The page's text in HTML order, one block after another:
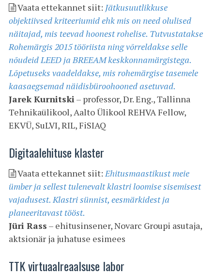
Vaata ettekannet siit: Jätkusuutlikkuse
objektiivsed kriteeriumid ehk mis on need olulised
näitajad, mis teevad hoonest rohelise. Tutvustatakse
Rohemärgis 2015 tööriista ning võrreldakse selle
nõudeid LEED ja BREEAM keskkonnamärgistega.
Lõpetuseks vaadeldakse, mis rohemärgise tasemele
kaasaegsemad näidisbüroohooned asetuvad.
Jarek Kurnitski – professor, Dr. Eng., Tallinna
Tehnikaülikool, Aalto Ülikool REHVA Fellow,
EKVÜ, SuLVI, RIL, FiSIAQ
Digitaalehituse klaster
Vaata ettekannet siit: Ehitusmaastikust meie
ümber ja sellest tulenevalt klastri loomise sisemisest
vajadusest. Klastri sünnist, eesmärkidest ja
planeeritavast tööst.
Jüri Rass – ehitusinsener, Novarc Groupi asutaja,
aktsionär ja juhatuse esimees
TTK virtuaalreaalsuse labor